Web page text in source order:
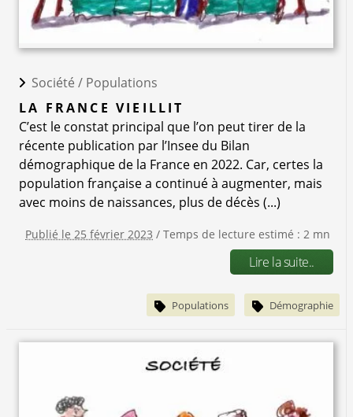
Société / Populations
LA FRANCE VIEILLIT
C’est le constat principal que l’on peut tirer de la
récente publication par l’Insee du Bilan
démographique de la France en 2022. Car, certes la
population française a continué à augmenter, mais
avec moins de naissances, plus de décès (...)
Publié le 25 février 2023 / Temps de lecture estimé : 2 mn
Lire la suite..
Populations Démographie